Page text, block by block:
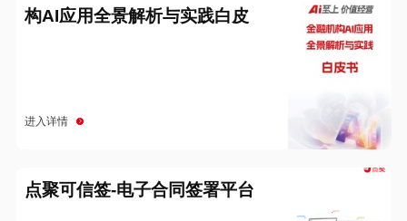
构AI应用全景解析与实践白皮
进入详情
点聚可信签-电子合同签署平台